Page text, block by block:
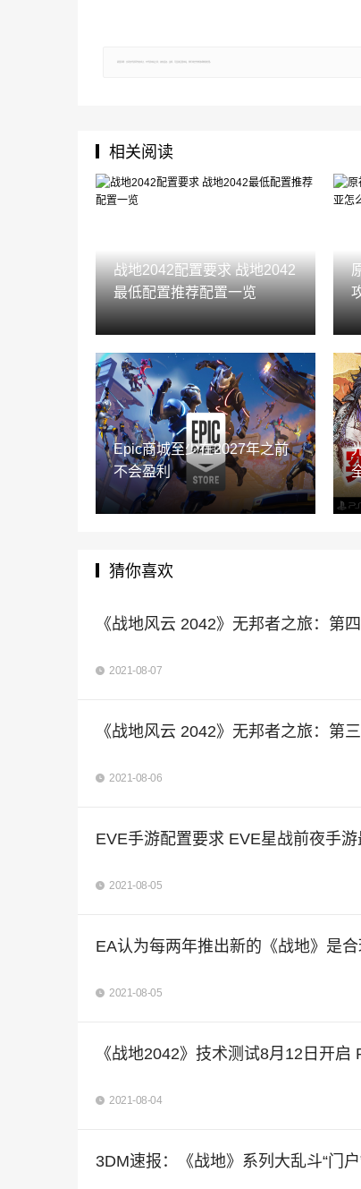
郑重声明：文章仅代表原作者观点，不代表本站立场；如有侵权、违规，可直接反馈本站，我们将会作修改或删除处理。
相关阅读
战地2042配置要求 战地2042
最低配置推荐配置一览
Epic商城至少在2027年之前
不会盈利
猜你喜欢
《战地风云 2042》无邦者之旅：第
2021-08-07
《战地风云 2042》无邦者之旅：第
2021-08-06
EVE手游配置要求 EVE星战前夜手
2021-08-05
EA认为每两年推出新的《战地》是
2021-08-05
《战地2042》技术测试8月12日开启
2021-08-04
3DM速报：《战地》系列大乱斗“门